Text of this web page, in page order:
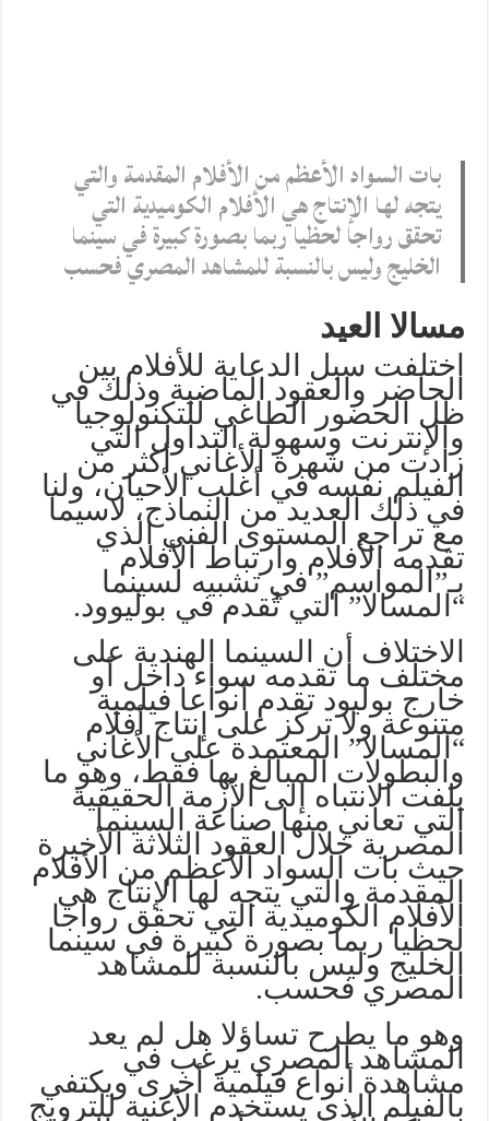
بات السواد الأعظم من الأفلام المقدمة والتي
يتجه لها الإنتاج هي الأفلام الكوميدية التي
تحقق رواجا لحظيا ربما بصورة كبيرة في سينما
الخليج وليس بالنسبة للمشاهد المصري فحسب
مسالا العيد
اختلفت سبل الدعاية للأفلام بين
الحاضر والعقود الماضية وذلك في
ظل الحضور الطاغي للتكنولوجيا
والإنترنت وسهولة التداول التي
زادت من شهرة الأغاني أكثر من
الفيلم نفسه في أغلب الأحيان، ولنا
في ذلك العديد من النماذج، لاسيما
مع تراجع المستوى الفني الذي
تقدمه الأفلام وارتباط الأفلام
بـ”المواسم” في تشبيه لسينما
“المسالا” التي تُقدم في بوليوود.
الاختلاف أن السينما الهندية على
مختلف ما تقدمه سواء داخل أو
خارج بوليود تقدم أنواعا فيلمية
متنوعة ولا تركز على إنتاج أفلام
“المسالا” المعتمدة على الأغاني
والبطولات المبالغ بها فقط، وهو ما
يلفت الانتباه إلى الأزمة الحقيقية
التي تعاني منها صناعة السينما
المصرية خلال العقود الثلاثة الأخيرة
حيث بات السواد الأعظم من الأفلام
المقدمة والتي يتجه لها الإنتاج هي
الأفلام الكوميدية التي تحقق رواجا
لحظيا ربما بصورة كبيرة في سينما
الخليج وليس بالنسبة للمشاهد
المصري فحسب.
وهو ما يطرح تساؤلا هل لم يعد
المشاهد المصري يرغب في
مشاهدة أنواع فيلمية أخرى ويكتفي
بالفيلم الذي يستخدم الأغنية للترويج